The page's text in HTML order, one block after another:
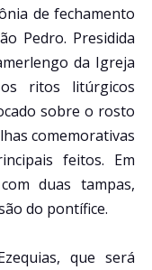
de fechamento
Pedro. Presidida
da Igreja
ritos litúrgicos
sobre o rosto
comemorativas
feitos. Em
duas tampas,
do pontífice.
que será